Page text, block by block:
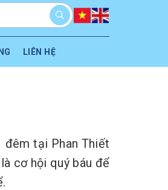
LIÊN HỆ
đêm tại Phan Thiết
cơ hội quý báu để